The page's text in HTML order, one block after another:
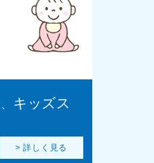
、
キッズス
> 詳しく見る